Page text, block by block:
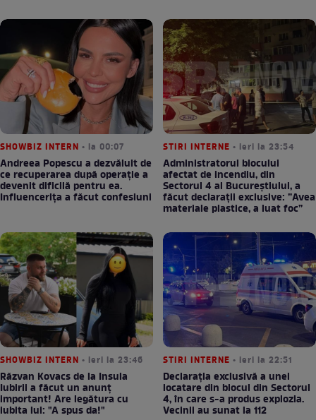
SHOWBIZ INTERN • la 00:07
Andreea Popescu a dezvăluit de
ce recuperarea după operație a
devenit dificilă pentru ea.
Influencerița a făcut confesiuni
STIRI INTERNE • ieri la 23:54
Administratorul blocului
afectat de incendiu, din
Sectorul 4 al Bucureștiului, a
făcut declarații exclusive: ”Avea
materiale plastice, a luat foc”
SHOWBIZ INTERN • ieri la 23:46
Răzvan Kovacs de la Insula
Iubirii a făcut un anunț
important! Are legătura cu
iubita lui: "A spus da!"
STIRI INTERNE • ieri la 22:51
Declarația exclusivă a unei
locatare din blocul din Sectorul
4, în care s-a produs explozia.
Vecinii au sunat la 112